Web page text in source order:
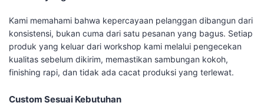
Kami memahami bahwa kepercayaan pelanggan dibangun dari
konsistensi, bukan cuma dari satu pesanan yang bagus. Setiap
produk yang keluar dari workshop kami melalui pengecekan
kualitas sebelum dikirim, memastikan sambungan kokoh,
finishing rapi, dan tidak ada cacat produksi yang terlewat.
Custom Sesuai Kebutuhan